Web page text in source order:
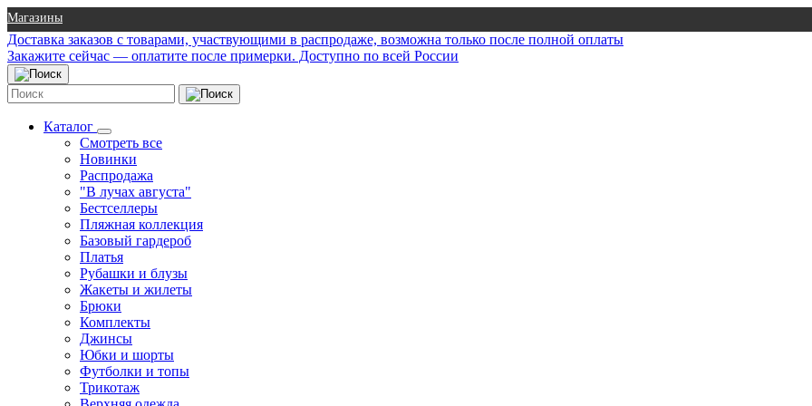
Магазины
Доставка заказов с товарами, участвующими в распродаже, возможна только после полной оплаты
Закажите сейчас — оплатите после примерки. Доступно по всей России
Каталог
Смотреть все
Новинки
Распродажа
"В лучах августа"
Бестселлеры
Пляжная коллекция
Базовый гардероб
Платья
Рубашки и блузы
Жакеты и жилеты
Брюки
Комплекты
Джинсы
Юбки и шорты
Футболки и топы
Трикотаж